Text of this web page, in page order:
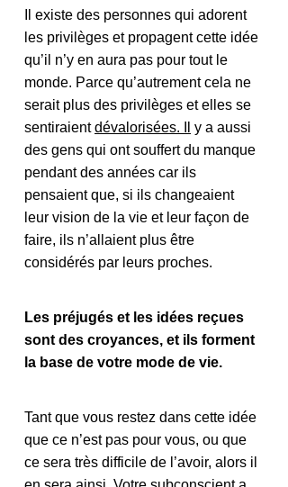
Il existe des personnes qui adorent
les privilèges et propagent cette idée
qu’il n’y en aura pas pour tout le
monde. Parce qu’autrement cela ne
serait plus des privilèges et elles se
sentiraient dévalorisées.
y a aussi
des gens qui ont souffert du manque
pendant des années car ils
pensaient que, si ils changeaient
leur vision de la vie et leur façon de
faire, ils n’allaient plus être
considérés par leurs proches.
Les préjugés et les idées reçues
sont des croyances, et ils forment
la base de votre mode de vie.
Tant que vous restez dans cette idée
que ce n’est pas pour vous, ou que
ce sera très difficile de l’avoir, alors il